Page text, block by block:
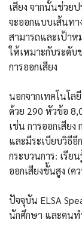
เสียง จากนั้นช่วย
จะออกแบบเส้นทา
สามารถและเป้า
ให้เหมาะกับระดั
การออกเสียง
นอกจากเทคโนโล
ด้วย 290 หัวข้อ
เช่น การออกเสียง
และมีระเบียบวิธีอี
กระบวนการ: เรีย
ออกเสียงขั้นสูง (
ปัจจุบัน ELSA
นักศึกษา และคนท